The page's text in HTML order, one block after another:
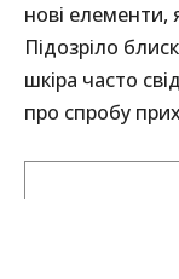
нові елементи,
Підозріло
шкіра часто
про спробу